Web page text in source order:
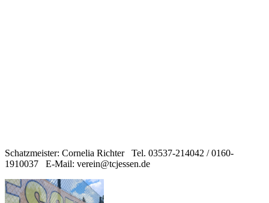
Schatzmeister: Cornelia Richter Tel. 03537-214042 / 0160-
1910037 E-Mail: verein@tcjessen.de